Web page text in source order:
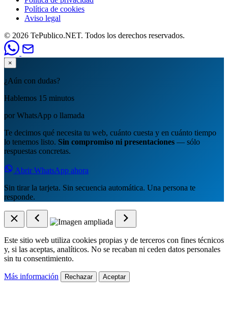
Política de cookies
Aviso legal
© 2026 TePublico.NET. Todos los derechos reservados.
×
¿Aún con dudas?
Hablemos 15 minutos
por WhatsApp o llamada
Te decimos qué necesita tu web, cuánto cuesta y en cuánto tiempo
lo tenemos listo. Sin compromiso ni presentaciones — sólo
respuestas concretas.
Abrir WhatsApp ahora
Sin tirar la tarjeta. Sin secuencia automática. Una persona te
responde.
Este sitio web utiliza cookies propias y de terceros con fines técnicos
y, si las aceptas, analíticos. No se recaban ni ceden datos personales
sin tu consentimiento.
Más información Rechazar Aceptar